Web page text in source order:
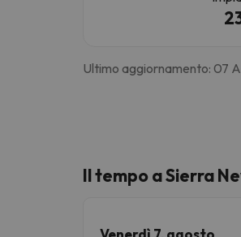
Ultimo aggiornamento: 07
Il tempo a Sierra